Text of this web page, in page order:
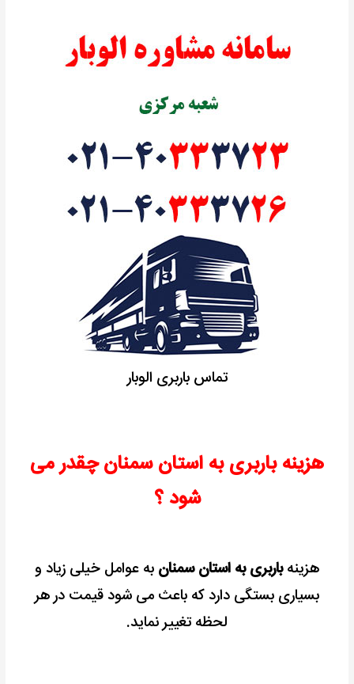
تماس باربری الوبار
هزینه باربری به استان سمنان چقدر می
شود ؟
هزینهباربری به استان سمنان به عوامل خیلی زیاد و
بسیاری بستگی دارد که باعث می شود قیمت در هر
لحظه تغییر نماید.